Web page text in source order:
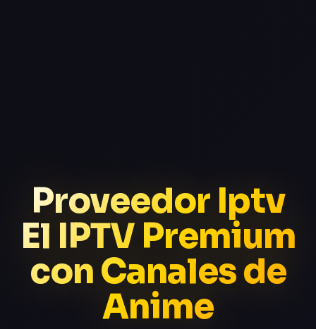
Proveedor Iptv
El IPTV Premium
con Canales de
Anime